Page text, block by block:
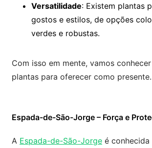
Versatilidade: Existem plantas
gostos e estilos, de opções
verdes e robustas.
Com isso em mente, vamos
plantas para oferecer como presente.
Espada-de-São-Jorge – Força e
A Espada-de-São-Jorge é conhecida